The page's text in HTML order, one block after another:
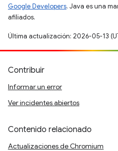
Google Developers. Java es una
afiliados.
Última actualización: 2026-05-13
Contribuir
Informar un error
Ver incidentes abiertos
Contenido relacionado
Actualizaciones de Chromium